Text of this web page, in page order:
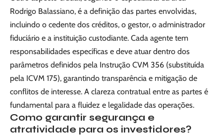
Rodrigo Balassiano, é a definição das partes envolvidas,
incluindo o cedente dos créditos, o gestor, o administrador
fiduciário e a instituição custodiante. Cada agente tem
responsabilidades específicas e deve atuar dentro dos
parâmetros definidos pela Instrução CVM 356 (substituída
pela ICVM 175), garantindo transparência e mitigação de
conflitos de interesse. A clareza contratual entre as partes é
fundamental para a fluidez e legalidade das operações.
Como garantir segurança e
atratividade para os investidores?